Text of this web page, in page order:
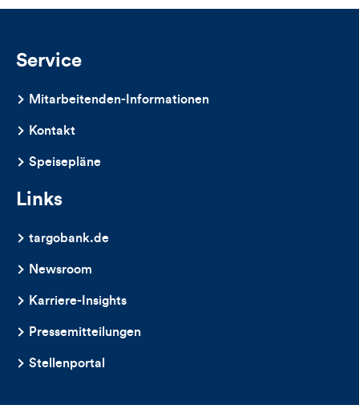
Service
Mitarbeitenden-Informationen
Kontakt
Speisepläne
Links
targobank.de
Newsroom
Karriere-Insights
Pressemitteilungen
Stellenportal